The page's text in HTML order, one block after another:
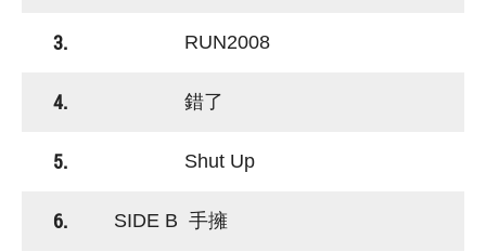
3. RUN2008
4. 錯了
5. Shut Up
6. SIDE B 手擁